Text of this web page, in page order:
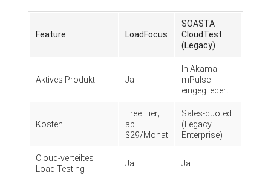
Feature LoadFocus
SOASTA
CloudTest
(Legacy)
Aktives Produkt Ja
In Akamai
mPulse
eingegliedert
Kosten
Free Tier;
ab
$29/Monat
Sales-quoted
(Legacy
Enterprise)
Cloud-verteiltes
Load Testing
Ja Ja